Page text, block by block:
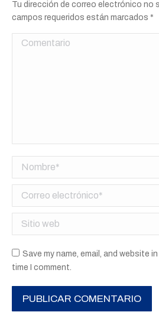
Tu dirección de correo electrónico no
campos requeridos están marcados *
Comentario
Nombre *
Correo electrónico *
Sitio web
Save my name, email, and website
time I comment.
PUBLICAR COMENTARIO